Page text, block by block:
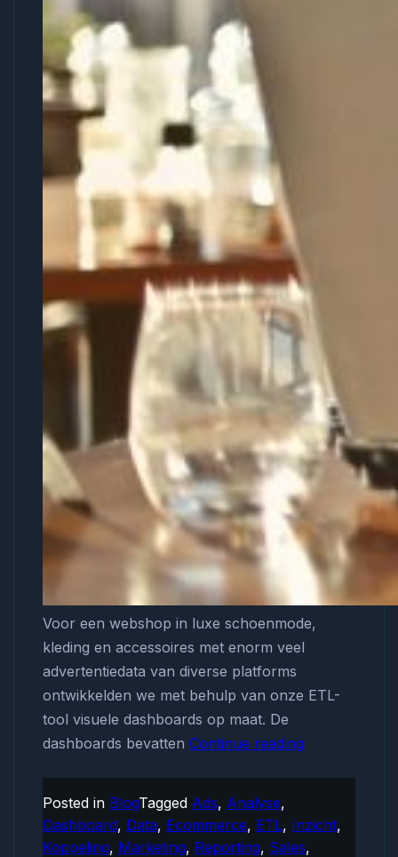
Voor een webshop in luxe schoenmode,
kleding en accessoires met enorm veel
advertentiedata van diverse platforms
ontwikkelden we met behulp van onze ETL-
tool visuele dashboards op maat. De
dashboards bevatten Continue reading
data
Posted in BlogTagged Ads, Analyse,
Dashboard, Data, Ecommerce, ETL, Inzicht,
Koppeling, Marketing, Reporting, Sales,